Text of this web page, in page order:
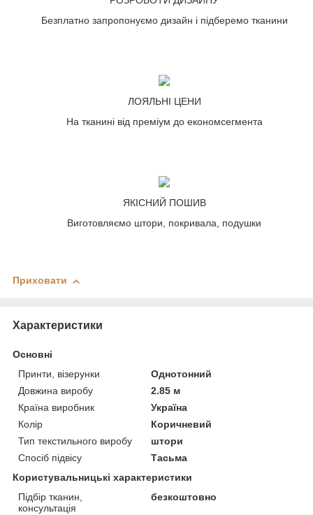
Безплатно запропонуємо дизайн і підберемо тканини
ЛОЯЛЬНІ ЦЕНИ
На тканині від преміум до економсегмента
ЯКІСНИЙ ПОШИВ
Виготовляємо штори, покривала, подушки
Приховати
Характеристики
Основні
Принти, візерунки
Однотонний
Довжина виробу
2.85 м
Країна виробник
Україна
Колір
Коричневий
Тип текстильного виробу
штори
Спосіб підвісу
Тасьма
Користувальницькі характеристики
Підбір тканин,
консультація
безкоштовно